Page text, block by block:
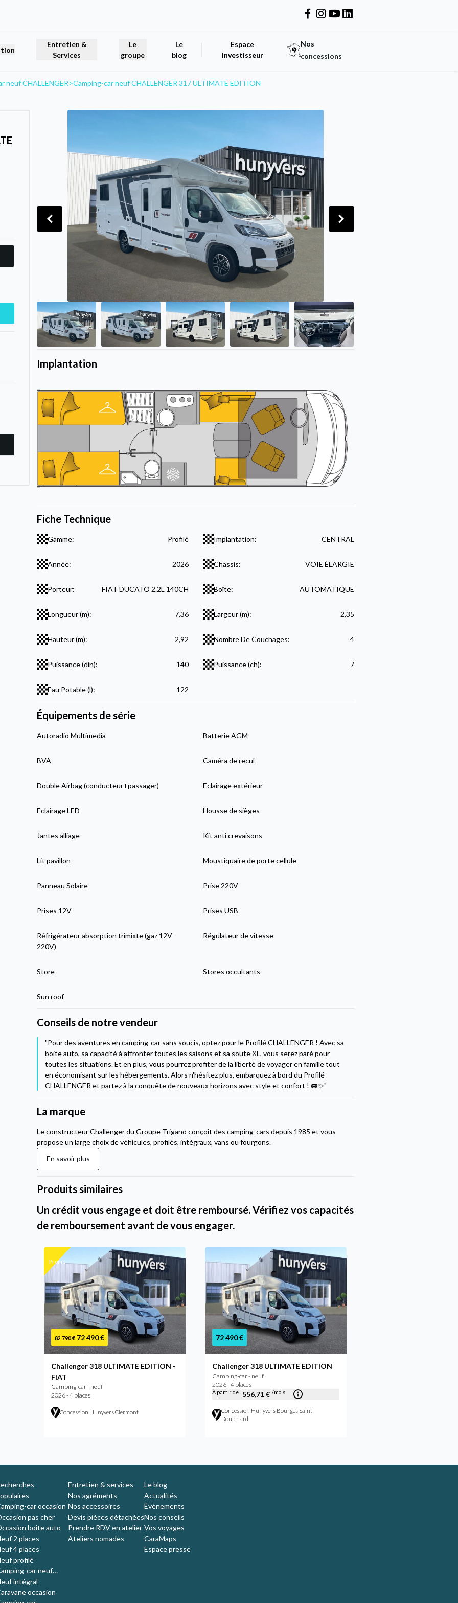
Entretien &
Services
Le
groupe
Le
blog
Espace
investisseur
Nos
concessions
neuf CHALLENGER>Camping-car neuf CHALLENGER 317 ULTIMATE EDITION
Implantation
Fiche Technique
Gamme: Profilé Implantation: CENTRAL
Année: 2026 Chassis: VOIE ÉLARGIE
Porteur: FIAT DUCATO 2.2L 140CH Boîte: AUTOMATIQUE
Longueur (m): 7,36 Largeur (m): 2,35
Hauteur (m): 2,92 Nombre De Couchages: 4
Puissance (din): 140 Puissance (ch): 7
Eau Potable (l): 122
Équipements de série
Autoradio Multimedia Batterie AGM
BVA Caméra de recul
Double Airbag (conducteur+passager) Eclairage extérieur
Eclairage LED Housse de sièges
Jantes alliage Kit anti crevaisons
Lit pavillon Moustiquaire de porte cellule
Panneau Solaire Prise 220V
Prises 12V Prises USB
Réfrigérateur absorption trimixte (gaz 12V
220V)
Régulateur de vitesse
Store Stores occultants
Sun roof
Conseils de notre vendeur
"Pour des aventures en camping-car sans soucis, optez pour le Profilé CHALLENGER ! Avec sa
boite auto, sa capacité à affronter toutes les saisons et sa soute XL, vous serez paré pour
toutes les situations. Et en plus, vous pourrez profiter de la liberté de voyager en famille tout
en économisant sur les hébergements. Alors n'hésitez plus, embarquez à bord du Profilé
CHALLENGER et partez à la conquête de nouveaux horizons avec style et confort ! 🚐✨"
La marque
Le constructeur Challenger du Groupe Trigano conçoit des camping-cars depuis 1985 et vous
propose un large choix de véhicules, profilés, intégraux, vans ou fourgons.
En savoir plus
Produits similaires
Un crédit vous engage et doit être remboursé. Vérifiez vos capacités
de remboursement avant de vous engager.
Promo
82 790 € 72 490 €
Challenger 318 ULTIMATE EDITION -
FIAT
Camping-car - neuf
2026 - 4 places
Concession Hunyvers Clermont
72 490 €
Challenger 318 ULTIMATE EDITION
Camping-car - neuf
2026 - 4 places
À partir de 556,71 € /mois
Concession Hunyvers Bourges Saint
Doulchard
car occasion
pas cher
boite auto
2 places
4 places
profilé
car neuf
intégral
occasion
Entretien & services
Nos agréments
Nos accessoires
Devis pièces détachées
Prendre RDV en atelier
Ateliers nomades
Le blog
Actualités
Évènements
Nos conseils
Vos voyages
CaraMaps
Espace presse